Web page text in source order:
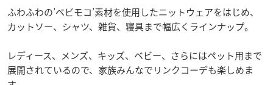
ふわふわの’ベビモコ’素材を使用したニットウェアをはじめ、
カットソー、シャツ、雑貨、寝具まで幅広くラインナップ。
レディース、メンズ、キッズ、ベビー、さらにはペット用まで
展開されているので、家族みんなでリンクコーデも楽しめま